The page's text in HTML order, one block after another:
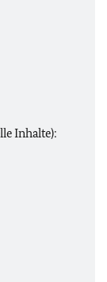
Inhalte):